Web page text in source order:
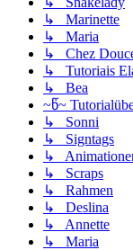
↳ Marinette
↳ Maria
↳ Chez
↳ Tutoriais
↳ Bea
~წ~
↳ Sonni
↳ Signtags
↳
↳ Scraps
↳ Rahmen
↳ Deslina
↳ Annette
↳ Maria